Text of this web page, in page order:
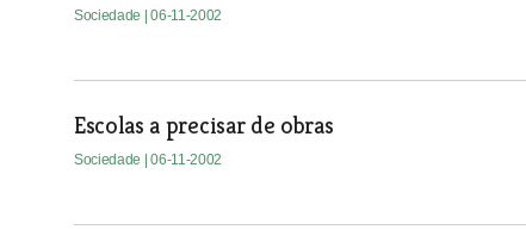
Sociedade | 06-11-2002
Escolas a precisar de obras
Sociedade | 06-11-2002